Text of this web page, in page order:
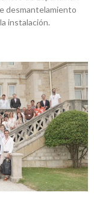
desmantelamiento
instalación.